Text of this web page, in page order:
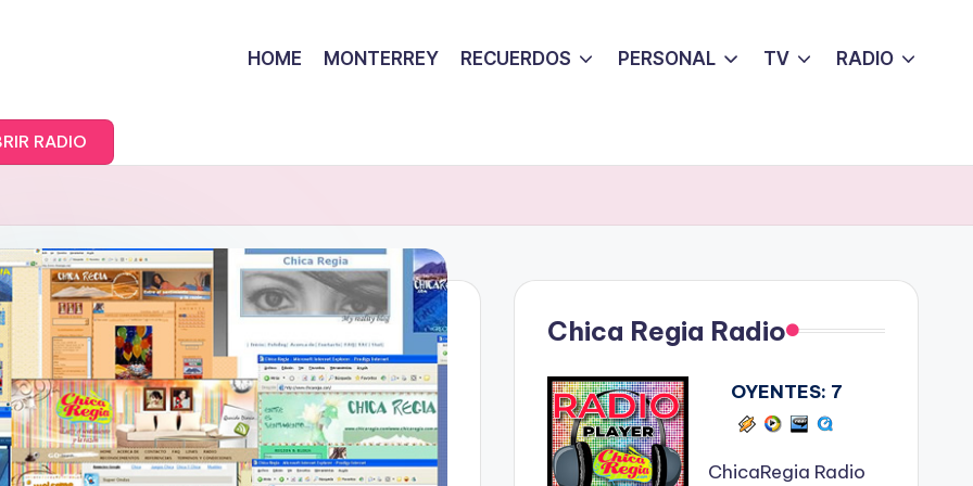
HOME MONTERREY RECUERDOS PERSONAL TV RADIO
RADIO
Chica Regia Radio
OYENTES: 7
ChicaRegia Radio